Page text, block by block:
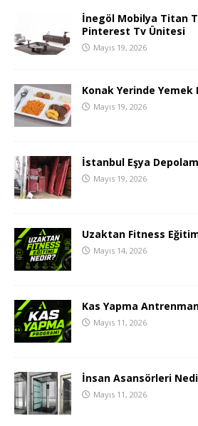
İnegöl Mobilya Titan
Pinterest Tv Ünitesi
Mayıs 19, 2026
Konak Yerinde Yemek
Mayıs 19, 2026
İstanbul Eşya
Mayıs 19, 2026
Uzaktan Fitness
Mayıs 14, 2026
Kas Yapma
Mayıs 11, 2026
İnsan Asansörleri
Mayıs 11, 2026